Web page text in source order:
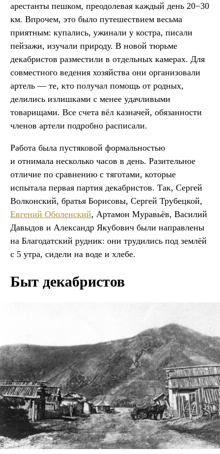
арестанты пешком, преодолевая каждый день 20−30
км. Впрочем, это было путешествием весьма
приятным: купались, ужинали у костра, писали
пейзажи, изучали природу. В новой тюрьме
декабристов разместили в отдельных камерах. Для
совместного ведения хозяйства они организовали
артель — те, кто получал помощь от родных,
делились излишками с менее удачливыми
товарищами. Все счета вёл казначей, обязанности
членов артели подробно расписали.
Работа была пустяковой формальностью
и отнимала несколько часов в день. Разительное
отличие по сравнению с тяготами, которые
испытала первая партия декабристов. Так, Сергей
Волконский, братья Борисовы, Сергей Трубецкой,
Евгений Оболенский, Артамон Муравьёв, Василий
Давыдов и Александр Якубович были направлены
на Благодатский рудник: они трудились под землёй
с 5 утра, сидели на воде и хлебе.
Быт декабристов